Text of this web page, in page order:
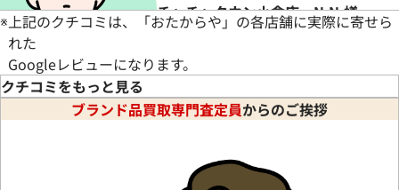
チャチャタウン小倉店 Y.K.
★★★★★5
※上記のクチコミは、「おたからや」の各店舗に実際に寄せら
れた
Googleレビューになります。
クチコミをもっと見る
ブランド品買取専門査定員からのご挨拶